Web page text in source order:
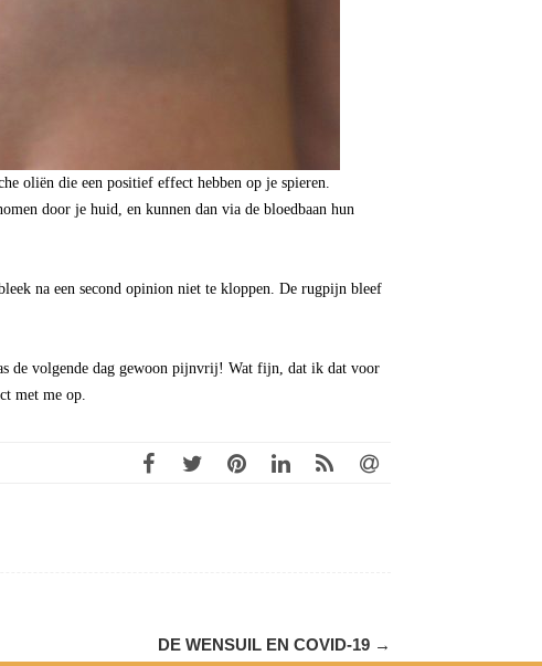
oliën die een positief effect hebben op je spieren.
door je huid, en kunnen dan via de bloedbaan hun
na een second opinion niet te kloppen. De rugpijn bleef
de volgende dag gewoon pijnvrij! Wat fijn, dat ik dat voor
met me op.
DE WENSUIL EN COVID-19 →